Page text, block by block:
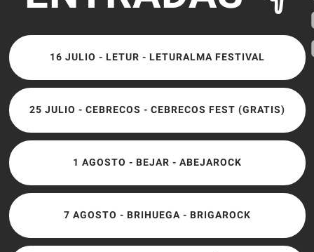
16 JULIO - LETUR - LETURALMA FESTIVAL
25 JULIO - CEBRECOS - CEBRECOS FEST (GRATIS)
1 AGOSTO - BEJAR - ABEJAROCK
7 AGOSTO - BRIHUEGA - BRIGAROCK